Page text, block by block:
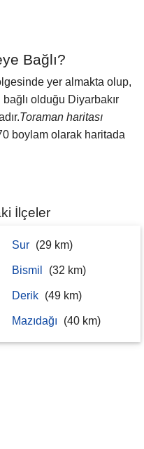
Bağlı?
yer almakta olup,
bağlı olduğu Diyarbakır
Toraman haritası
boylam olarak haritada
İlçeler
Sur (29 km)
Bismil (32 km)
Derik (49 km)
Mazıdağı (40 km)